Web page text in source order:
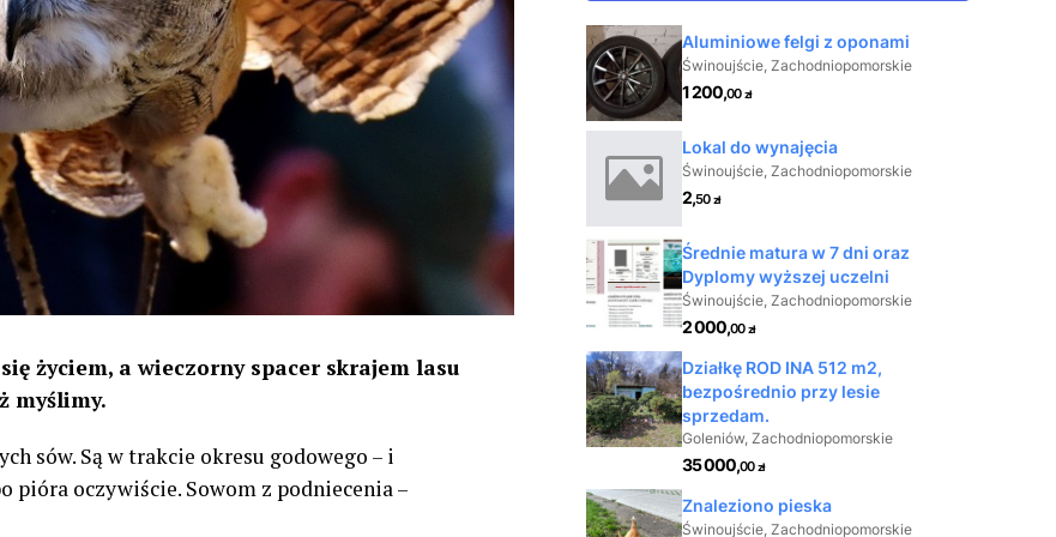
życiem, a wieczorny spacer skrajem lasu
myślimy.
sów. Są w trakcie okresu godowego – i
pióra oczywiście. Sowom z podniecenia –